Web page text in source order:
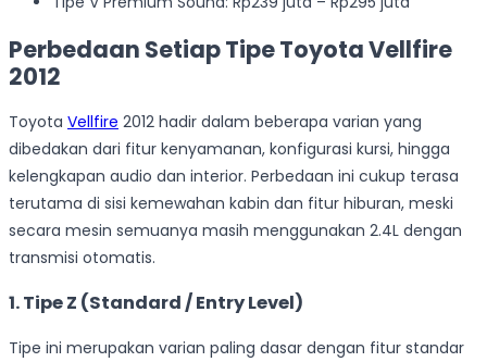
Perbedaan Setiap Tipe Toyota Vellfire
2012
Toyota Vellfire 2012 hadir dalam beberapa varian yang
dibedakan dari fitur kenyamanan, konfigurasi kursi, hingga
kelengkapan audio dan interior. Perbedaan ini cukup terasa
terutama di sisi kemewahan kabin dan fitur hiburan, meski
secara mesin semuanya masih menggunakan 2.4L dengan
transmisi otomatis.
1. Tipe Z (Standard / Entry Level)
Tipe ini merupakan varian paling dasar dengan fitur standar